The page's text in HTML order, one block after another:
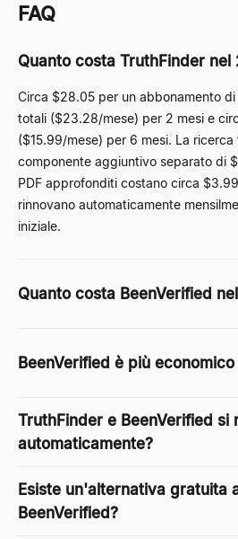
FAQ
Quanto costa TruthFinder nel
Circa $28.05 per un abbonamento
totali ($23.28/mese) per 2 mesi e
($15.99/mese) per 6 mesi. La
componente aggiuntivo separato di
PDF approfonditi costano circa
rinnovano automaticamente
iniziale.
Quanto costa BeenVerified
BeenVerified è più
TruthFinder e BeenVerified si
automaticamente?
Esiste un'alternativa gratuita
BeenVerified?